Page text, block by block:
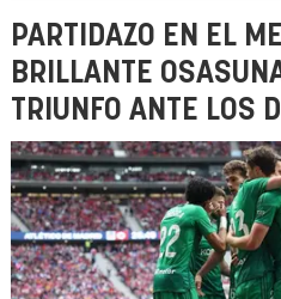
PARTIDAZO EN EL
BRILLANTE
TRIUNFO ANTE LOS